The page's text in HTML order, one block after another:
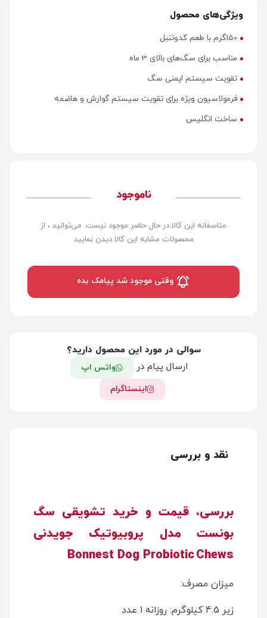
ویژگی‌های محصول
150گرم با طعم کدوتنبل
مناسب برای سگ‌های بالای 3 ماه
تقویت سیستم ایمنی سگ
فرمولاسیون ویژه برای تقویت سیستم گوارش و هاضمه
ساخت انگلیس
ناموجود
متاسفانه این کالا در حال حاضر موجود نیست. می‌توانید ، از
محصولات مشابه این کالا دیدن نمایید
سوالی در مورد این محصول دارید؟
ارسال پیام در
واتس اپ
اینستاگرام
نقد و بررسی
بررسی، قیمت و خرید تشویقی سگ
بونست مدل پروبیوتیک جویدنی
Bonnest Dog Probiotic Chews
میزان مصرف:
زیر 4.5 کیلوگرم: روزانه 1 عدد